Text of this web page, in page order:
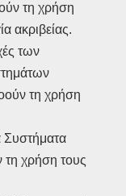
τη χρήση
ακριβείας.
των
τη χρήση
Συστήματα
τη χρήση τους